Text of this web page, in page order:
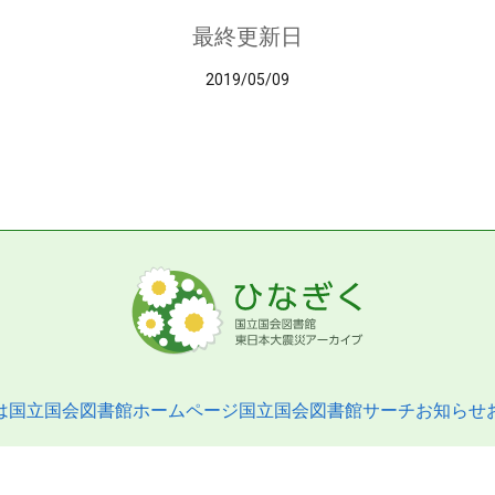
最終更新日
2019/05/09
国立国会図書館ホームページ国立国会図書館サーチお知らせ